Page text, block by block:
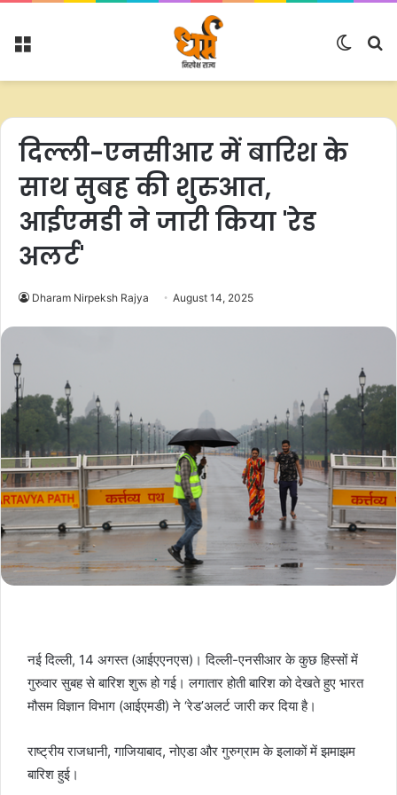
Menu
Switch
दिल्ली-एनसीआर में बारिश के
साथ सुबह की शुरुआत,
आईएमडी ने जारी किया 'रेड
अलर्ट'
Dharam Nirpeksh Rajya August 14, 2025
नई दिल्ली, 14 अगस्त (आईएएनएस)। दिल्ली-एनसीआर के कुछ हिस्सों में
गुरुवार सुबह से बारिश शुरू हो गई। लगातार होती बारिश को देखते हुए भारत
मौसम विज्ञान विभाग (आईएमडी) ने ‘रेड’अलर्ट जारी कर दिया है।
राष्ट्रीय राजधानी, गाजियाबाद, नोएडा और गुरुग्राम के इलाकों में झमाझम
बारिश हुई।